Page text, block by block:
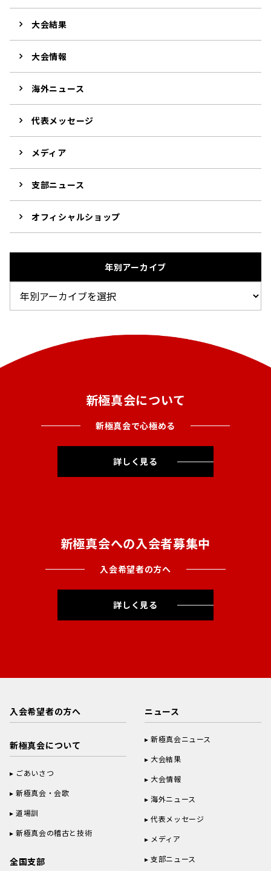
大会結果
大会情報
海外ニュース
代表メッセージ
メディア
支部ニュース
オフィシャルショップ
年別アーカイブ
新極真会について
新極真会で心極める
詳しく見る
新極真会への入会者募集中
入会希望者の方へ
詳しく見る
入会希望者の方へ
新極真会について
ごあいさつ
新極真会・会歌
道場訓
新極真会の稽古と技術
全国支部
ニュース
新極真会ニュース
大会結果
大会情報
海外ニュース
代表メッセージ
メディア
支部ニュース